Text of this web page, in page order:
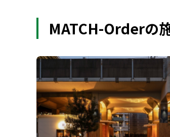
MATCH-Orderの